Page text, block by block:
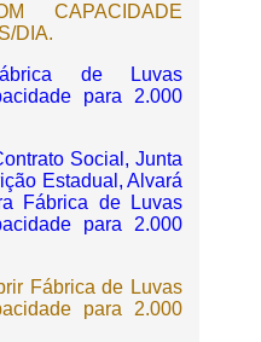
CAPACIDADE
DIA.
de Luvas
para 2.000
Social, Junta
Estadual, Alvará
Fábrica de Luvas
para 2.000
Fábrica de Luvas
para 2.000